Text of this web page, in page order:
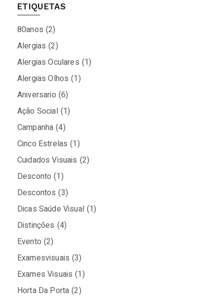
ETIQUETAS
80anos (2)
Alergias (2)
Alergias Oculares (1)
Alergias Olhos (1)
Aniversario (6)
Ação Social (1)
Campanha (4)
Cinco Estrelas (1)
Cuidados Visuais (2)
Desconto (1)
Descontos (3)
Dicas Saúde Visual (1)
Distinções (4)
Evento (2)
Examesvisuais (3)
Exames Visuais (1)
Horta Da Porta (2)